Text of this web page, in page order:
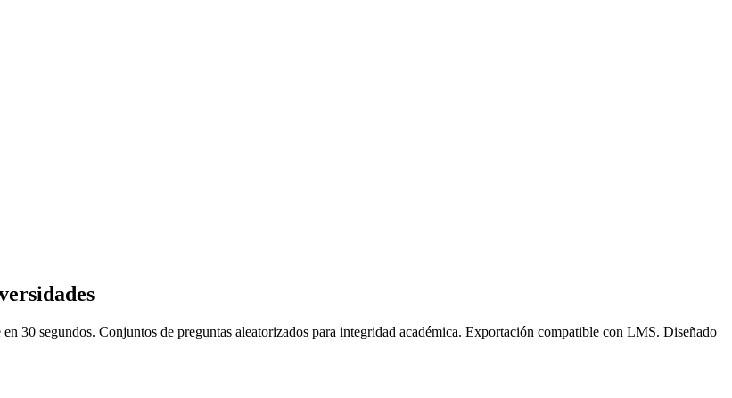
30 segundos. Conjuntos de preguntas aleatorizados para integridad académica. Exportación compatible con LMS. Diseñado